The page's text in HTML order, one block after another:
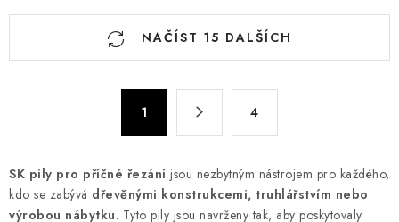
O
c
í
p
NAČÍST 15 DALŠÍCH
á
n
k
1 4
SK pily pro příčné řezání jsou nezbytným nástrojem pro každého,
kdo se zabývá dřevěnými konstrukcemi, truhlářstvím nebo
výrobou nábytku. Tyto pily jsou navrženy tak, aby poskytovaly